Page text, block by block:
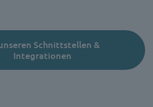
Schnittstellen &
Integrationen